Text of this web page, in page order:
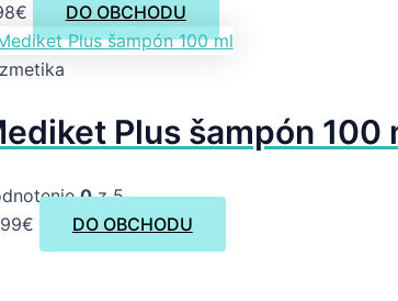
€ DO OBCHODU
Plus šampón 100
0z 5
€ DO OBCHODU